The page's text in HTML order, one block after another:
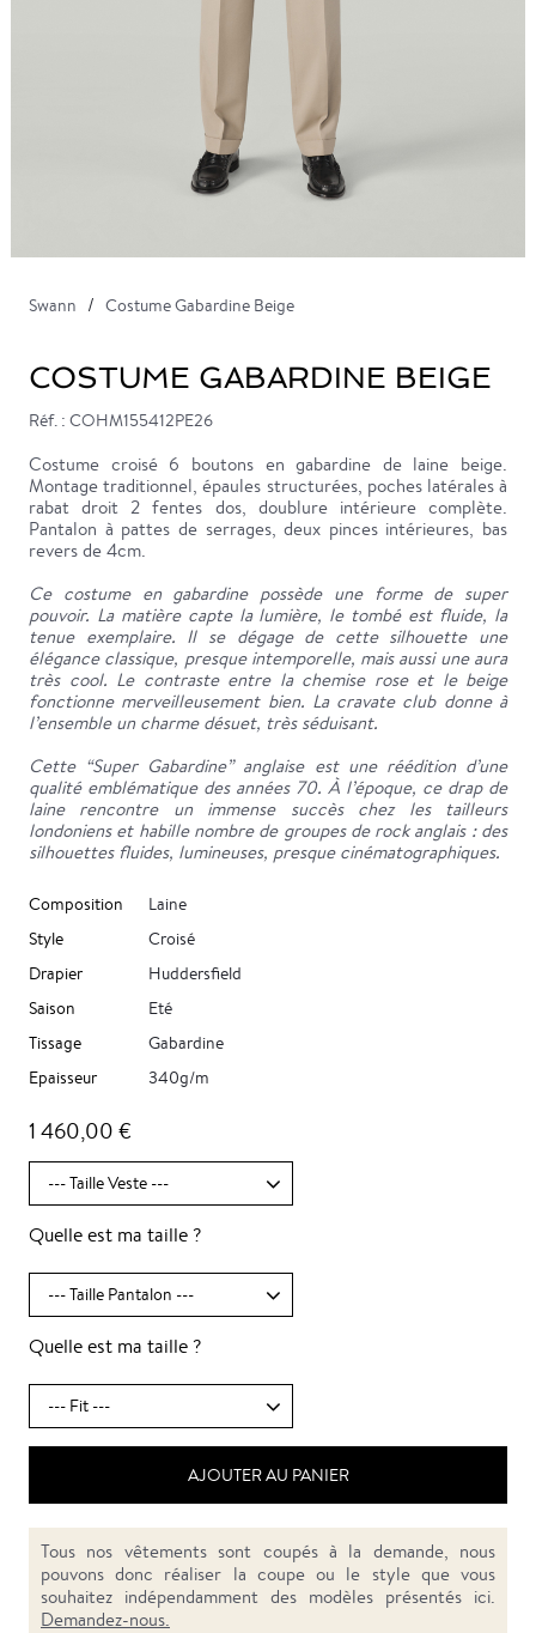
Swann Costume Gabardine Beige
COSTUME GABARDINE BEIGE
Réf. : COHM155412PE26
Costume croisé 6 boutons en gabardine de laine beige.
Montage traditionnel, épaules structurées, poches latérales à
rabat droit 2 fentes dos, doublure intérieure complète.
Pantalon à pattes de serrages, deux pinces intérieures, bas
revers de 4cm.
Ce costume en gabardine possède une forme de super
pouvoir. La matière capte la lumière, le tombé est fluide, la
tenue exemplaire. Il se dégage de cette silhouette une
élégance classique, presque intemporelle, mais aussi une aura
très cool. Le contraste entre la chemise rose et le beige
fonctionne merveilleusement bien. La cravate club donne à
l’ensemble un charme désuet, très séduisant.
Cette “Super Gabardine” anglaise est une réédition d’une
qualité emblématique des années 70. À l’époque, ce drap de
laine rencontre un immense succès chez les tailleurs
londoniens et habille nombre de groupes de rock anglais : des
silhouettes fluides, lumineuses, presque cinématographiques.
Composition
Laine
Style
Croisé
Drapier
Huddersfield
Saison
Eté
Tissage
Gabardine
Epaisseur
340g/m
1 460,00 €
Quelle est ma taille ?
Quelle est ma taille ?
AJOUTER AU PANIER
Tous nos vêtements sont coupés à la demande, nous
pouvons donc réaliser la coupe ou le style que vous
souhaitez indépendamment des modèles présentés ici.
Demandez-nous.